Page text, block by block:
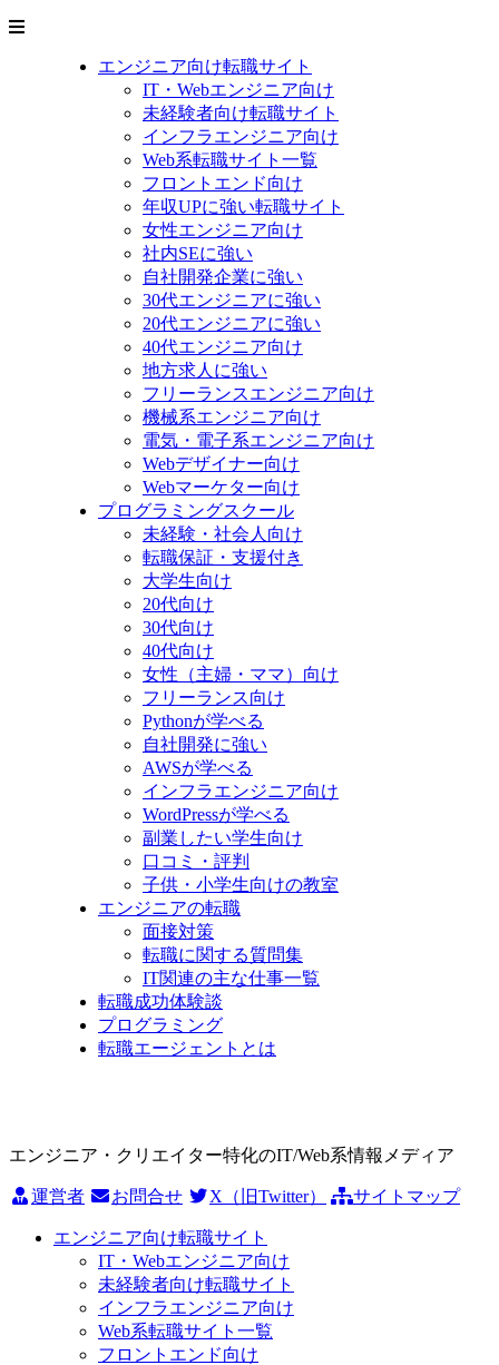
エンジニア向け転職サイト
IT・Webエンジニア向け
未経験者向け転職サイト
インフラエンジニア向け
Web系転職サイト一覧
フロントエンド向け
年収UPに強い転職サイト
女性エンジニア向け
社内SEに強い
自社開発企業に強い
30代エンジニアに強い
20代エンジニアに強い
40代エンジニア向け
地方求人に強い
フリーランスエンジニア向け
機械系エンジニア向け
電気・電子系エンジニア向け
Webデザイナー向け
Webマーケター向け
プログラミングスクール
未経験・社会人向け
転職保証・支援付き
大学生向け
20代向け
30代向け
40代向け
女性（主婦・ママ）向け
フリーランス向け
Pythonが学べる
自社開発に強い
AWSが学べる
インフラエンジニア向け
WordPressが学べる
副業したい学生向け
口コミ・評判
子供・小学生向けの教室
エンジニアの転職
面接対策
転職に関する質問集
IT関連の主な仕事一覧
転職成功体験談
プログラミング
転職エージェントとは
エンジニア・クリエイター特化のIT/Web系情報メディア
運営者 お問合せ X（旧Twitter） サイトマップ
エンジニア向け転職サイト
IT・Webエンジニア向け
未経験者向け転職サイト
インフラエンジニア向け
Web系転職サイト一覧
フロントエンド向け